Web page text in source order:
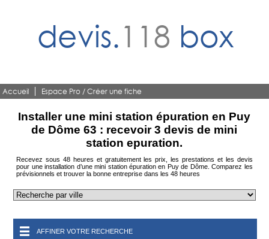
devis.118 box
Accueil Espace Pro / Créer une fiche
Installer une mini station épuration en Puy
de Dôme 63 : recevoir 3 devis de mini
station epuration.
Recevez sous 48 heures et gratuitement les prix, les prestations et les devis
pour une installation d’une mini station épuration en Puy de Dôme. Comparez les
prévisionnels et trouver la bonne entreprise dans les 48 heures
AFFINER VOTRE RECHERCHE